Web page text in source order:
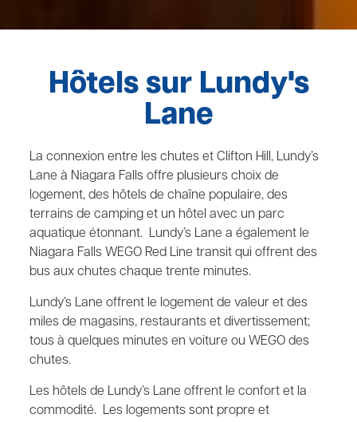
Hôtels sur Lundy's
Lane
La connexion entre les chutes et Clifton Hill, Lundy’s
Lane à Niagara Falls offre plusieurs choix de
logement, des hôtels de chaîne populaire, des
terrains de camping et un hôtel avec un parc
aquatique étonnant. Lundy’s Lane a également le
Niagara Falls WEGO Red Line transit qui offrent des
bus aux chutes chaque trente minutes.
Lundy’s Lane offrent le logement de valeur et des
miles de magasins, restaurants et divertissement;
tous à quelques minutes en voiture ou WEGO des
chutes.
Les hôtels de Lundy’s Lane offrent le confort et la
commodité. Les logements sont propre et